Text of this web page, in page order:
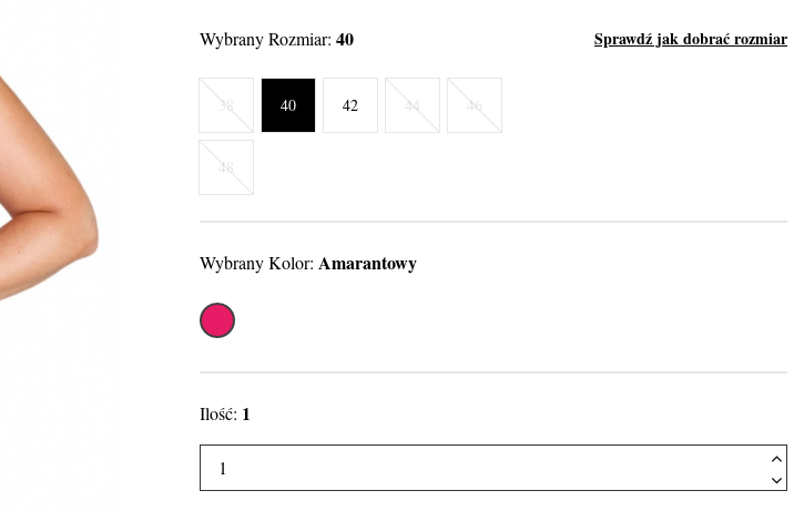
Wybrany Rozmiar: 40 Sprawdź jak dobrać rozmiar
38 40 42 44 46
48
Wybrany Kolor: Amarantowy
Amarantowy
Ilość: 1